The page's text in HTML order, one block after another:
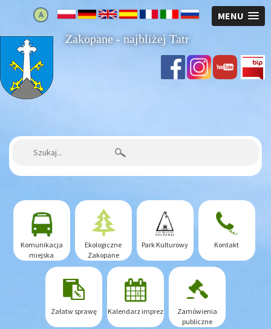
MENU
A
Strona główna Zakopane - najbliżej Tatr
Szukaj:
Komunikacja
miejska
Ekologiczne
Zakopane
Park Kulturowy Kontakt
Załatw sprawę Kalendarz imprez
Zamówienia
publiczne